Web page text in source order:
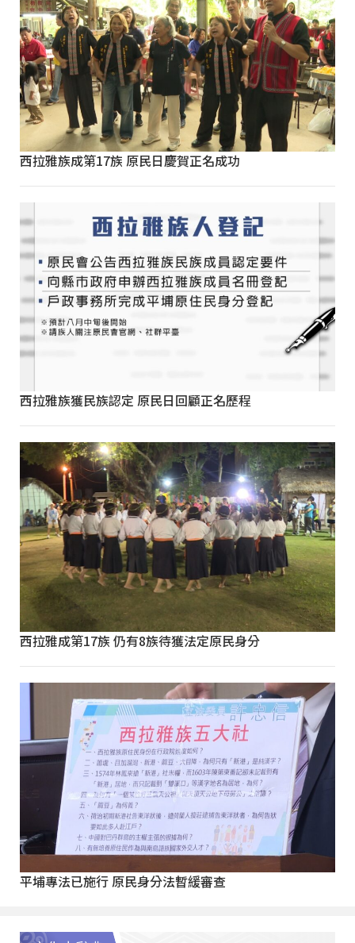
西拉雅族成第17族 原民日慶賀正名成功
西拉雅族獲民族認定 原民日回顧正名歷程
西拉雅成第17族 仍有8族待獲法定原民身分
平埔專法已施行 原民身分法暫緩審查